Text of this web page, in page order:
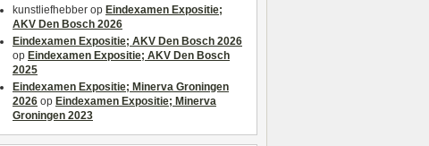
kunstliefhebber op Eindexamen Expositie;
AKV Den Bosch 2026
Eindexamen Expositie; AKV Den Bosch 2026
op Eindexamen Expositie; AKV Den Bosch
2025
Eindexamen Expositie; Minerva Groningen
2026 op Eindexamen Expositie; Minerva
Groningen 2023